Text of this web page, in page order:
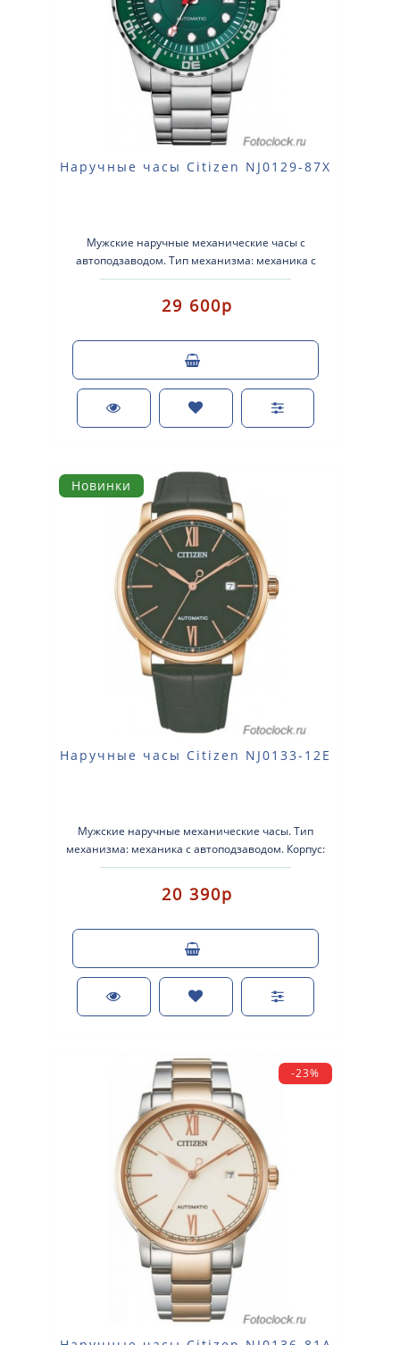
Наручные часы Citizen NJ0129-87X
Мужские наручные механические часы с
автоподзаводом. Тип механизма: механика с
автоподзаводом. Корпус: нержавеющая ст..
29 600р
Новинки
Наручные часы Citizen NJ0133-12E
Мужские наручные механические часы. Тип
механизма: механика с автоподзаводом. Корпус:
нержавеющая сталь. Ремешок..
20 390р
-23%